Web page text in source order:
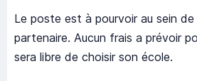
Le poste est à pourvoir au sein
partenaire. Aucun frais a prévoir
sera libre de choisir son école.